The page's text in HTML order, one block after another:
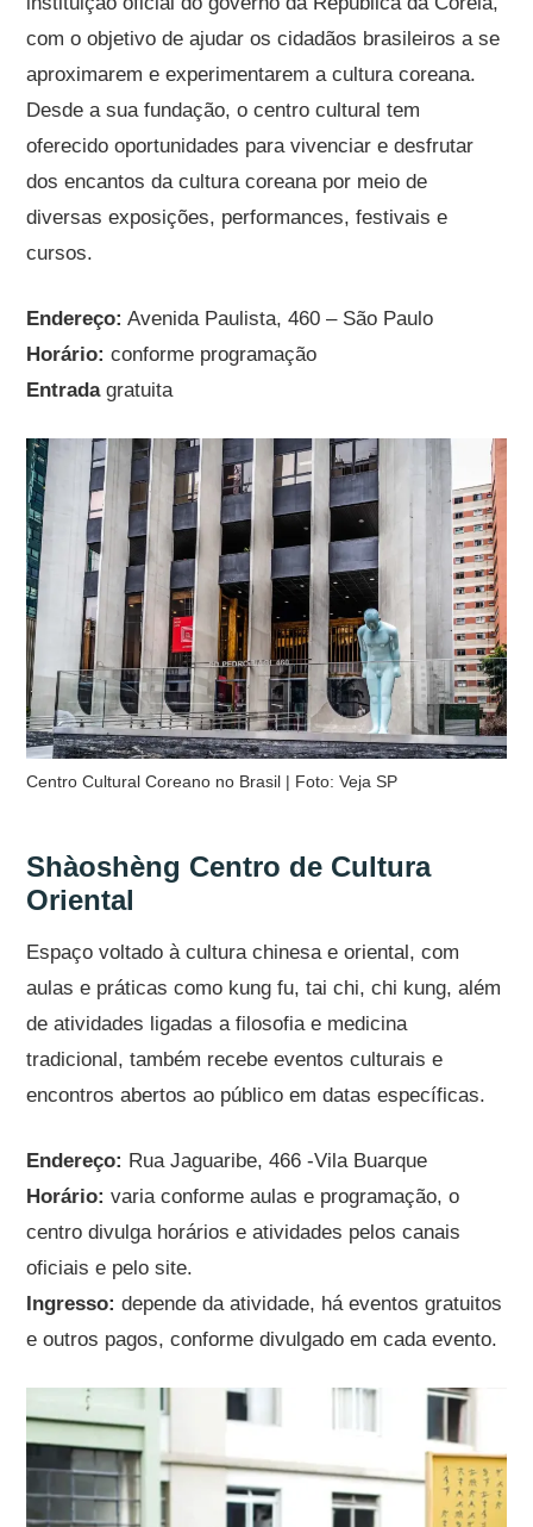
com o objetivo de ajudar os cidadãos brasileiros a se
aproximarem e experimentarem a cultura coreana.
Desde a sua fundação, o centro cultural tem
oferecido oportunidades para vivenciar e desfrutar
dos encantos da cultura coreana por meio de
diversas exposições, performances, festivais e
cursos.
Endereço: Avenida Paulista, 460 – São Paulo
Horário:conforme programação
Entradagratuita
Centro Cultural Coreano no Brasil | Foto: Veja SP
Shàoshèng Centro de Cultura
Oriental
Espaço voltado à cultura chinesa e oriental, com
aulas e práticas como kung fu, tai chi, chi kung, além
de atividades ligadas a filosofia e medicina
tradicional, também recebe eventos culturais e
encontros abertos ao público em datas específicas.
Endereço: Rua Jaguaribe, 466 -Vila Buarque
Horário: varia conforme aulas e programação, o
centro divulga horários e atividades pelos canais
oficiais e pelo site.
Ingresso: depende da atividade, há eventos gratuitos
e outros pagos, conforme divulgado em cada evento.